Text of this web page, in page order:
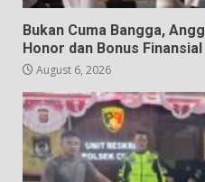
Bukan Cuma Bangga,
Honor dan Bonus Finansial
August 6, 2026